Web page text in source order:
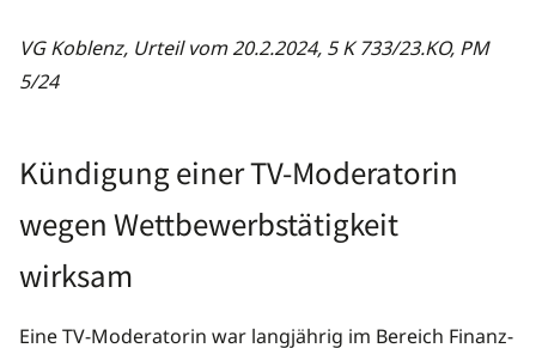
VG Koblenz, Urteil vom 20.2.2024, 5 K 733/23.KO, PM
5/24
Kündigung einer TV-Moderatorin
wegen Wettbewerbstätigkeit
wirksam
Eine TV-Moderatorin war langjährig im Bereich Finanz-